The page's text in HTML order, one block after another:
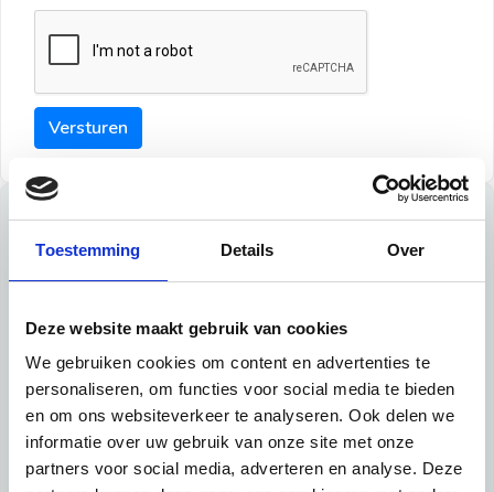
Toestemming Details Over
Deze website maakt gebruik van cookies
We gebruiken cookies om content en advertenties te
personaliseren, om functies voor social media te bieden
en om ons websiteverkeer te analyseren. Ook delen we
informatie over uw gebruik van onze site met onze
partners voor social media, adverteren en analyse. Deze
Versturen
Tips
Tip 1:
Schrijf een duidelijke introductie en geef de volgende
informatie mee:
Ben je student, werkachtig of werkzoekend